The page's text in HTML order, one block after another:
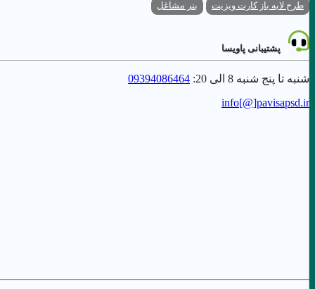
طرح لایه باز کارت ویزیت
بنر مشاغل
پشتیبانی پاویسا
شنبه تا پنج شنبه 8 الی 20:
09394086464
info[@]pavisapsd.ir